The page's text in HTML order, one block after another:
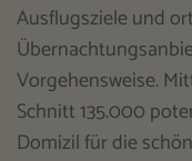
Ausflugsziele und
Vorgehensweise.
Schnitt 135.000
Domizil für die